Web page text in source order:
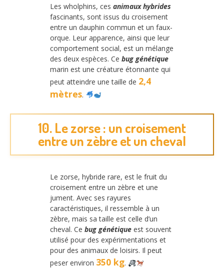
Les wholphins, ces animaux hybrides
fascinants, sont issus du croisement
entre un dauphin commun et un faux-
orque. Leur apparence, ainsi que leur
comportement social, est un mélange
des deux espèces. Ce bug génétique
marin est une créature étonnante qui
peut atteindre une taille de 2,4
mètres.
10. Le zorse : un croisement
entre un zèbre et un cheval
Le zorse, hybride rare, est le fruit du
croisement entre un zèbre et une
jument. Avec ses rayures
caractéristiques, il ressemble à un
zèbre, mais sa taille est celle d’un
cheval. Ce bug génétique est souvent
utilisé pour des expérimentations et
pour des animaux de loisirs. Il peut
peser environ 350 kg.